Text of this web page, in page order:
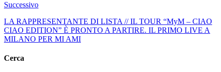
Successivo
LA RAPPRESENTANTE DI LISTA // IL TOUR “MyM – CIAO
CIAO EDITION” È PRONTO A PARTIRE. IL PRIMO LIVE A
MILANO PER MI AMI
Cerca